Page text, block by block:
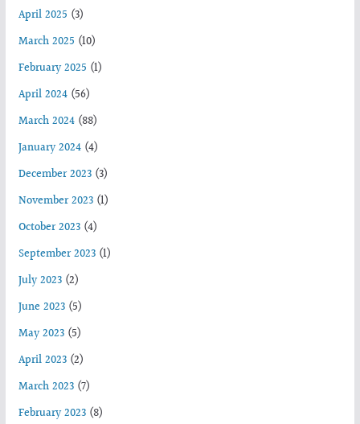
April 2025 (3)
March 2025 (10)
February 2025 (1)
April 2024(56)
March 2024(88)
January 2024(4)
December 2023(3)
November 2023(1)
October 2023(4)
September 2023(1)
July 2023(2)
June 2023(5)
May 2023(5)
April 2023(2)
March 2023(7)
February 2023(8)